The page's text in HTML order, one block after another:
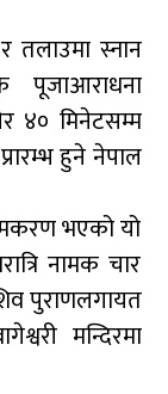
तलाउमा स्नान
पूजाआराधना
४० मिनेटसम्म
हुने नेपाल
भएको यो
नामक चार
पुराणलगायत
मन्दिरमा